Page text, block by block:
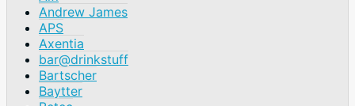
Andrew James
APS
Axentia
bar@drinkstuff
Bartscher
Baytter